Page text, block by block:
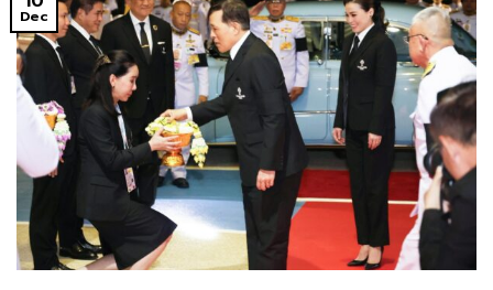
Dec